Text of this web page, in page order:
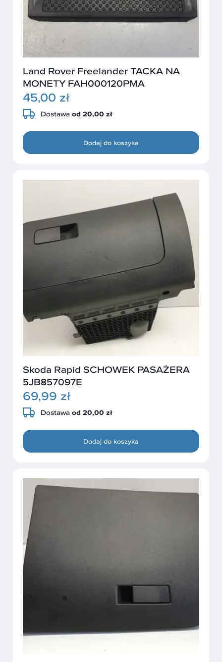
Land Rover Freelander TACKA NA
MONETY FAH000120PMA
45,00 zł
Dostawa od 20,00 zł
Dodaj do koszyka
Skoda Rapid SCHOWEK PASAŻERA
5JB857097E
69,99 zł
Dostawa od 20,00 zł
Dodaj do koszyka